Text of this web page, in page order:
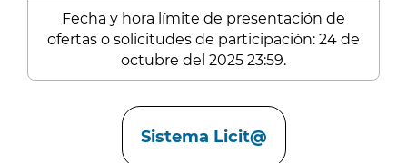
Fecha y hora límite de presentación de
ofertas o solicitudes de participación: 24 de
octubre del 2025 23:59.
Sistema Licit@